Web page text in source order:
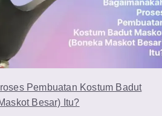
Pembuatan Kostum Badut
Besar) Itu?